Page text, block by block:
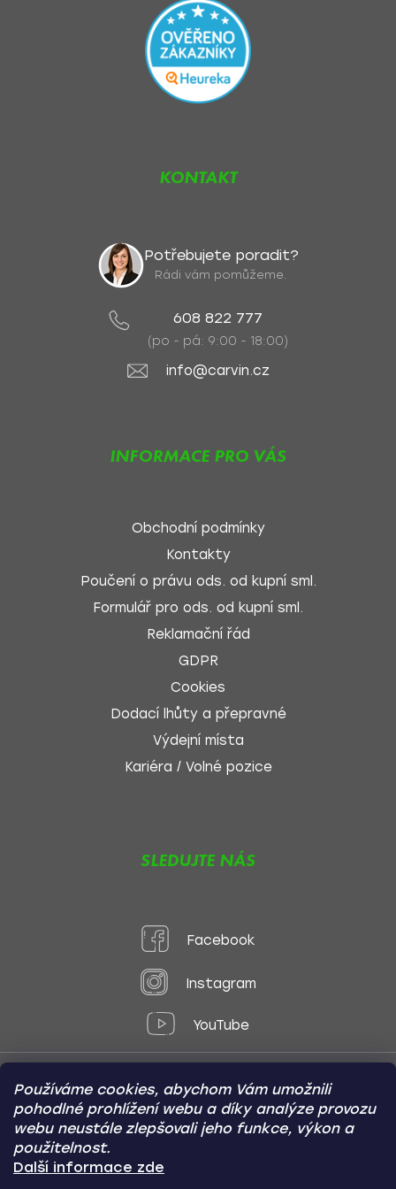
Používáme cookies, abychom Vám umožnili
pohodlné prohlížení webu a díky analýze provozu
webu neustále zlepšovali jeho funkce, výkon a
použitelnost.
Další informace zde
KONTAKT
Potřebujete poradit?
Rádi vám pomůžeme.
608 822 777
(po - pá: 9:00 - 18:00)
info@carvin.cz
INFORMACE PRO VÁS
Obchodní podmínky
Kontakty
Poučení o právu ods. od kupní sml.
Formulář pro ods. od kupní sml.
Reklamační řád
GDPR
Cookies
Dodací lhůty a přepravné
Výdejní místa
Kariéra / Volné pozice
SLEDUJTE NÁS
Facebook
Instagram
YouTube
Způsoby platby:
Online
Převod
Dobírka